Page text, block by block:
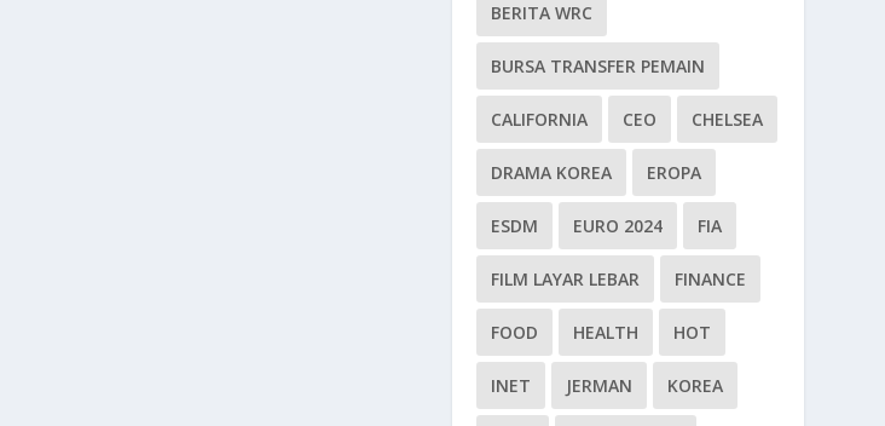
BERITA WRC
BURSA TRANSFER PEMAIN
CALIFORNIA CEO CHELSEA
DRAMA KOREA EROPA
ESDM EURO 2024 FIA
FILM LAYAR LEBAR FINANCE
FOOD HEALTH HOT
INET JERMAN KOREA